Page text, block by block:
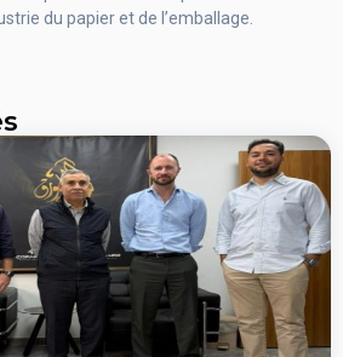
du papier et de l’emballage.